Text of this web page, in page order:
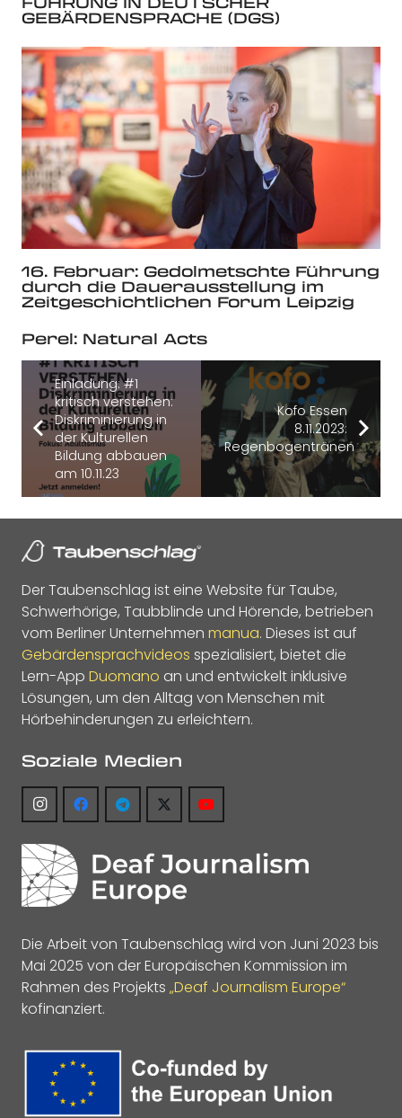
GEBÄRDENSPRACHE (DGS)
16. Februar: Gedolmetschte Führung
durch die Dauerausstellung im
Zeitgeschichtlichen Forum Leipzig
Perel: Natural Acts
Einladung: #1
kritisch verstehen:
Diskriminierung in
der Kulturellen
Bildung abbauen
am 10.11.23
Kofo Essen
8.11.2023:
Regenbogentränen
Der Taubenschlag ist eine Website für Taube,
Schwerhörige, Taubblinde und Hörende, betrieben
vom Berliner Unternehmen manua. Dieses ist auf
Gebärdensprachvideos spezialisiert, bietet die
Lern-App Duomano an und entwickelt inklusive
Lösungen, um den Alltag von Menschen mit
Hörbehinderungen zu erleichtern.
Soziale Medien
Die Arbeit von Taubenschlag wird von Juni 2023 bis
Mai 2025 von der Europäischen Kommission im
Rahmen des Projekts „Deaf Journalism Europe“
kofinanziert.